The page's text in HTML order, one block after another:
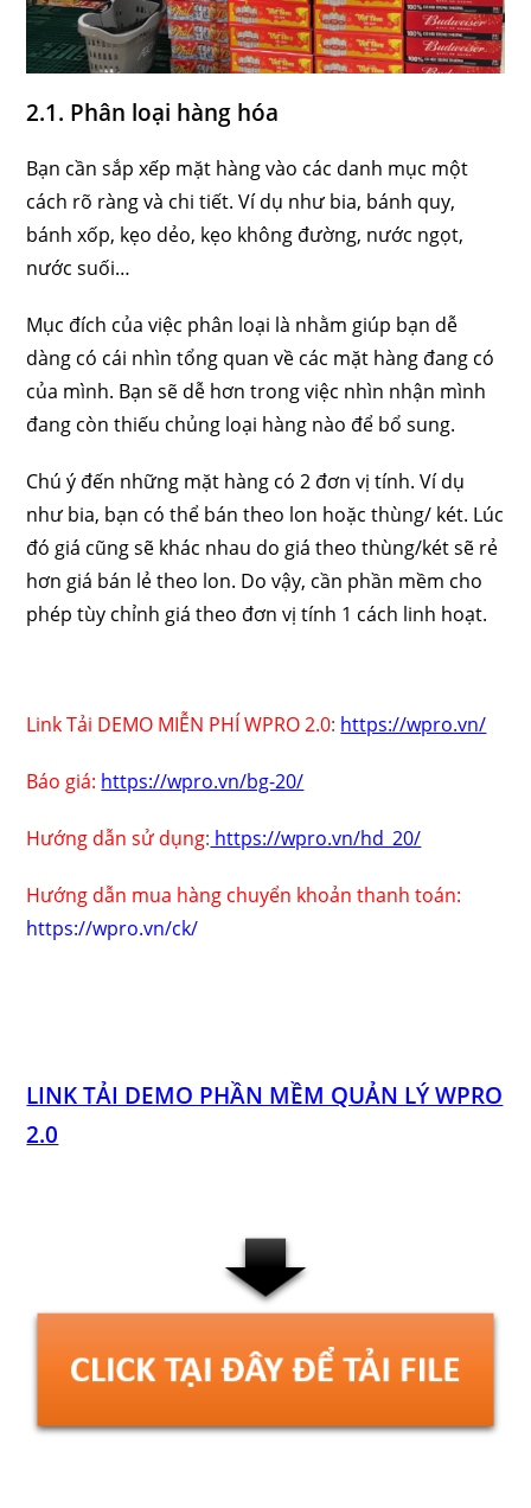
2.1. Phân loại hàng hóa
Bạn cần sắp xếp mặt hàng vào các danh mục một
cách rõ ràng và chi tiết. Ví dụ như bia, bánh quy,
bánh xốp, kẹo dẻo, kẹo không đường, nước ngọt,
nước suối…
Mục đích của việc phân loại là nhằm giúp bạn dễ
dàng có cái nhìn tổng quan về các mặt hàng đang có
của mình. Bạn sẽ dễ hơn trong việc nhìn nhận mình
đang còn thiếu chủng loại hàng nào để bổ sung.
Chú ý đến những mặt hàng có 2 đơn vị tính. Ví dụ
như bia, bạn có thể bán theo lon hoặc thùng/ két. Lúc
đó giá cũng sẽ khác nhau do giá theo thùng/két sẽ rẻ
hơn giá bán lẻ theo lon. Do vậy, cần phần mềm cho
phép tùy chỉnh giá theo đơn vị tính 1 cách linh hoạt.
Link Tải DEMO MIỄN PHÍ WPRO 2.0: https://wpro.vn/
Báo giá: https://wpro.vn/bg-20/
Hướng dẫn sử dụng: https://wpro.vn/hd_20/
Hướng dẫn mua hàng chuyển khoản thanh toán:
https://wpro.vn/ck/
LINK TẢI DEMO PHẦN MỀM QUẢN LÝ WPRO
2.0